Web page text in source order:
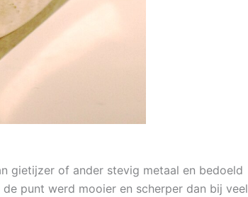
gietijzer of ander stevig metaal en bedoeld
punt werd mooier en scherper dan bij veel